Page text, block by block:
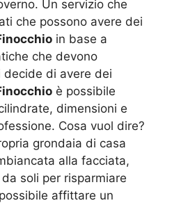
Un servizio che
che possono avere dei
in base a
che devono
di avere dei
è possibile
dimensioni e
Cosa vuol dire?
grondaia di casa
alla facciata,
soli per risparmiare
affittare un